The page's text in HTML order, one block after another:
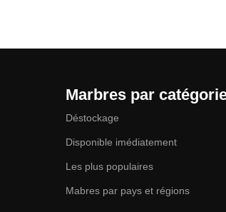
Marbres par
Déstockage
Disponible imédiatement
Les plus populaires
Mabres par pays et régions